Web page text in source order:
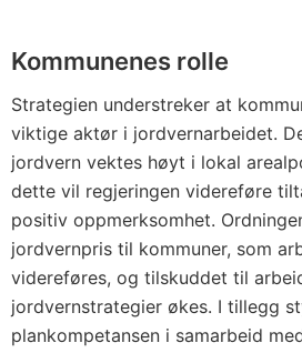
Kommunenes rolle
Strategien understreker at
viktige aktør i jordvernarbeidet.
jordvern vektes høyt i lokal
dette vil regjeringen videreføre
positiv oppmerksomhet.
jordvernpris til kommuner, som
videreføres, og tilskuddet til
jordvernstrategier økes. I tillegg
plankompetansen i samarbeid